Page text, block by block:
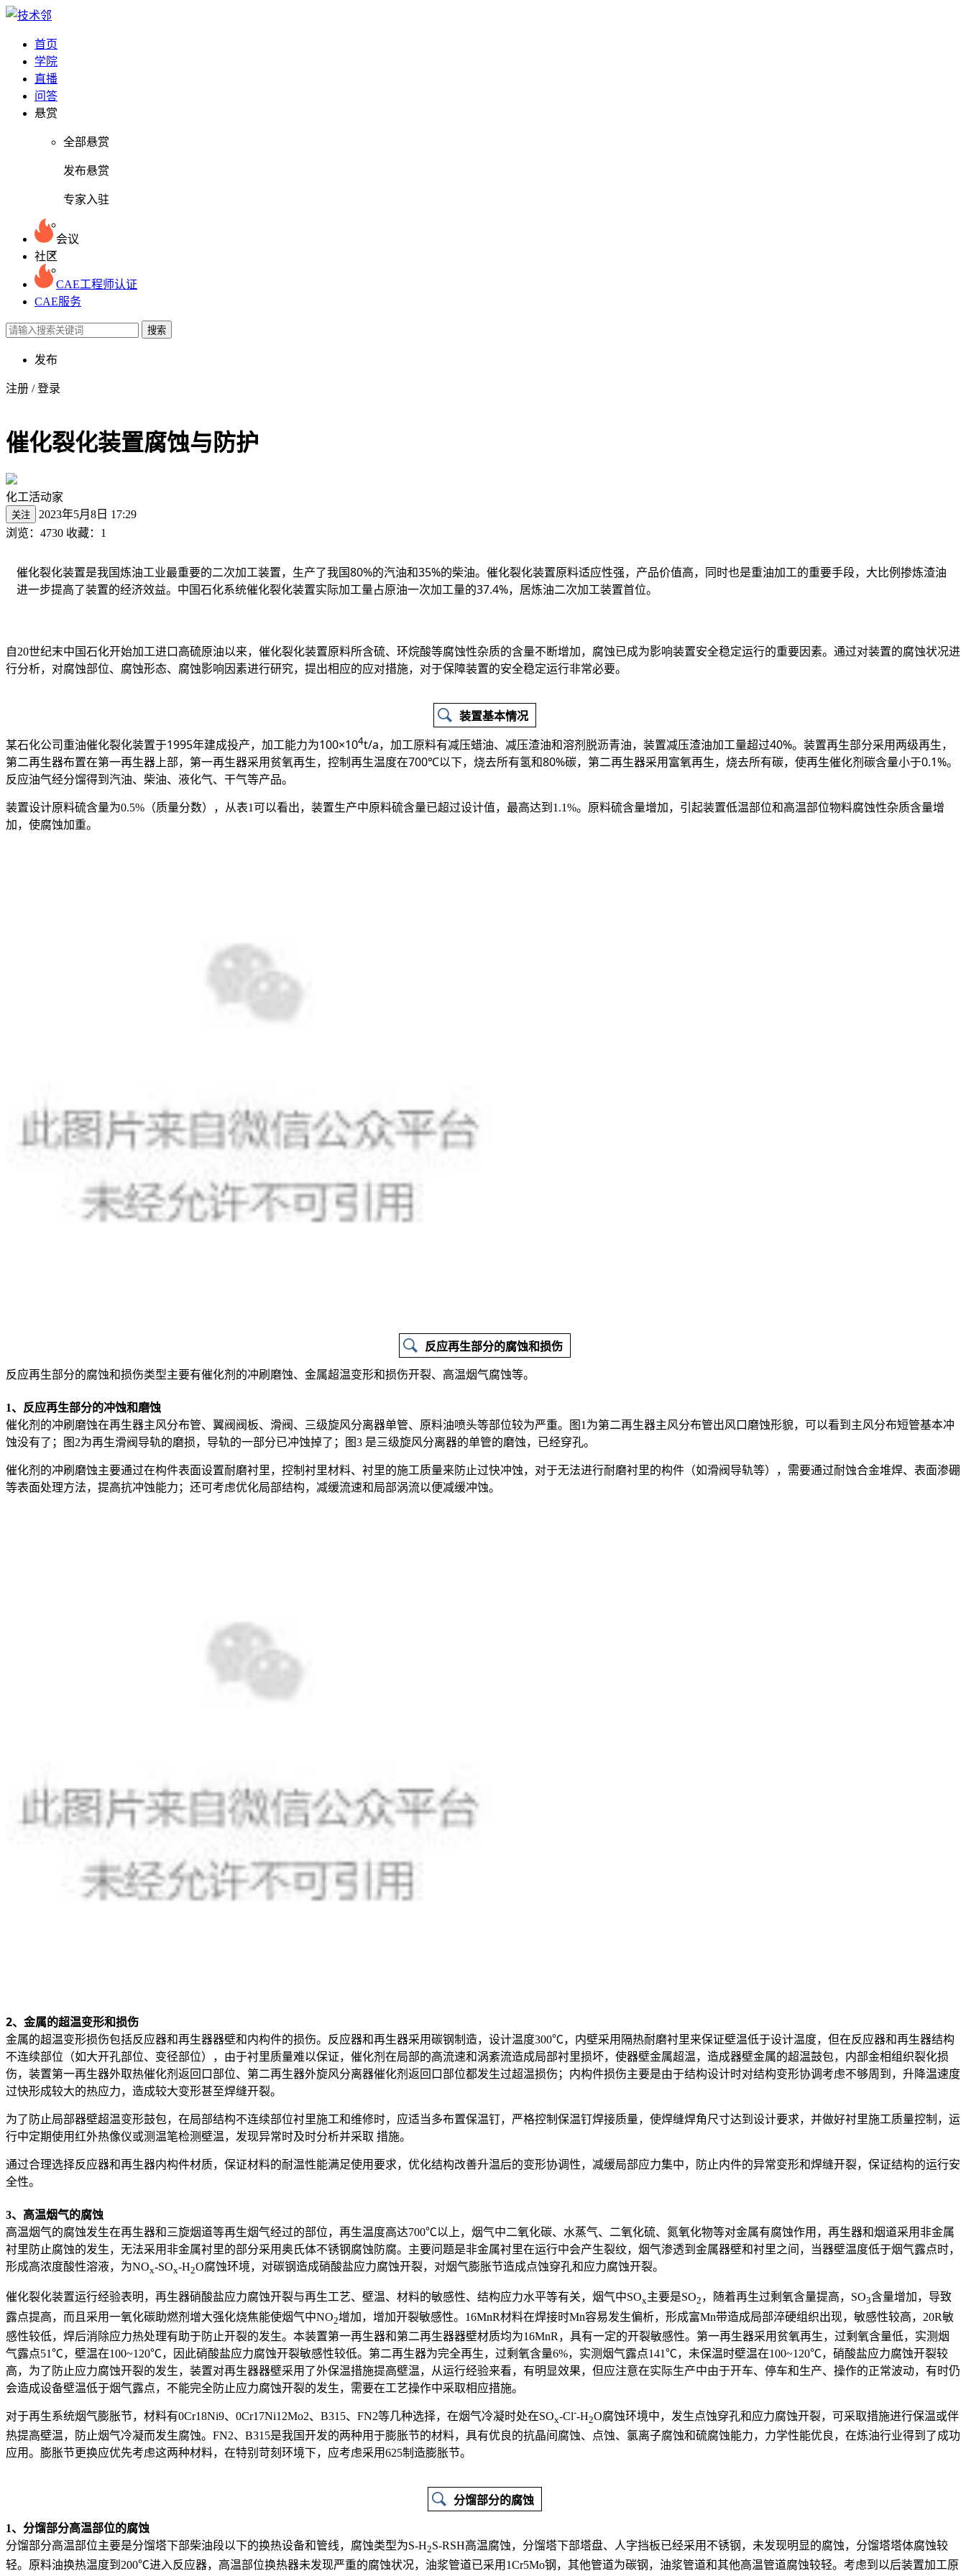
首页
学院
直播
问答
悬赏
全部悬赏
发布悬赏
专家入驻
会议
社区
CAE工程师认证
CAE服务
搜索
发布
注册 /登录
催化裂化装置腐蚀与防护
化工活动家
关注
2023年5月8日 17:29
浏览：4730 收藏：1
催化裂化装置是我国炼油工业最重要的二次加工装置，生产了我国80%的汽油和35%的柴油。催化裂化装置原料适应性强，产品价值高，同时也是重油加工的重要手段，大比例掺炼渣油
进一步提高了装置的经济效益。中国石化系统催化裂化装置实际加工量占原油一次加工量的37.4%，居炼油二次加工装置首位。
自20世纪末中国石化开始加工进口高硫原油以来，催化裂化装置原料所含硫、环烷酸等腐蚀性杂质的含量不断增加，腐蚀已成为影响装置安全稳定运行的重要因素。通过对装置的腐蚀状况进
行分析，对腐蚀部位、腐蚀形态、腐蚀影响因素进行研究，提出相应的应对措施，对于保障装置的安全稳定运行非常必要。
装置基本情况
某石化公司重油催化裂化装置于1995年建成投产，加工能力为100×104t/a，加工原料有减压蜡油、减压渣油和溶剂脱沥青油，装置减压渣油加工量超过40%。装置再生部分采用两级再生，
第二再生器布置在第一再生器上部，第一再生器采用贫氧再生，控制再生温度在700℃以下，烧去所有氢和80%碳，第二再生器采用富氧再生，烧去所有碳，使再生催化剂碳含量小于0.1%。
反应油气经分馏得到汽油、柴油、液化气、干气等产品。
装置设计原料硫含量为0.5%（质量分数），从表1可以看出，装置生产中原料硫含量已超过设计值，最高达到1.1%。原料硫含量增加，引起装置低温部位和高温部位物料腐蚀性杂质含量增
加，使腐蚀加重。
反应再生部分的腐蚀和损伤
反应再生部分的腐蚀和损伤类型主要有催化剂的冲刷磨蚀、金属超温变形和损伤开裂、高温烟气腐蚀等。
1、反应再生部分的冲蚀和磨蚀
催化剂的冲刷磨蚀在再生器主风分布管、翼阀阀板、滑阀、三级旋风分离器单管、原料油喷头等部位较为严重。图1为第二再生器主风分布管出风口磨蚀形貌，可以看到主风分布短管基本冲
蚀没有了；图2为再生滑阀导轨的磨损，导轨的一部分已冲蚀掉了；图3 是三级旋风分离器的单管的磨蚀，已经穿孔。
催化剂的冲刷磨蚀主要通过在构件表面设置耐磨衬里，控制衬里材料、衬里的施工质量来防止过快冲蚀，对于无法进行耐磨衬里的构件（如滑阀导轨等），需要通过耐蚀合金堆焊、表面渗硼
等表面处理方法，提高抗冲蚀能力；还可考虑优化局部结构，减缓流速和局部涡流以便减缓冲蚀。
2、金属的超温变形和损伤
金属的超温变形损伤包括反应器和再生器器壁和内构件的损伤。反应器和再生器采用碳钢制造，设计温度300℃，内壁采用隔热耐磨衬里来保证壁温低于设计温度，但在反应器和再生器结构
不连续部位（如大开孔部位、变径部位），由于衬里质量难以保证，催化剂在局部的高流速和涡紊流造成局部衬里损坏，使器壁金属超温，造成器壁金属的超温鼓包，内部金相组织裂化损
伤，装置第一再生器外取热催化剂返回口部位、第二再生器外旋风分离器催化剂返回口部位都发生过超温损伤；内构件损伤主要是由于结构设计时对结构变形协调考虑不够周到，升降温速度
过快形成较大的热应力，造成较大变形甚至焊缝开裂。
为了防止局部器壁超温变形鼓包，在局部结构不连续部位衬里施工和维修时，应适当多布置保温钉，严格控制保温钉焊接质量，使焊缝焊角尺寸达到设计要求，并做好衬里施工质量控制，运
行中定期使用红外热像仪或测温笔检测壁温，发现异常时及时分析并采取 措施。
通过合理选择反应器和再生器内构件材质，保证材料的耐温性能满足使用要求，优化结构改善升温后的变形协调性，减缓局部应力集中，防止内件的异常变形和焊缝开裂，保证结构的运行安
全性。
3、高温烟气的腐蚀
高温烟气的腐蚀发生在再生器和三旋烟道等再生烟气经过的部位，再生温度高达700℃以上，烟气中二氧化碳、水蒸气、二氧化硫、氮氧化物等对金属有腐蚀作用，再生器和烟道采用非金属
衬里防止腐蚀的发生，无法采用非金属衬里的部分采用奥氏体不锈钢腐蚀防腐。主要问题是非金属衬里在运行中会产生裂纹，烟气渗透到金属器壁和衬里之间，当器壁温度低于烟气露点时，
形成高浓度酸性溶液，为NOx-SOx-H2O腐蚀环境，对碳钢造成硝酸盐应力腐蚀开裂，对烟气膨胀节造成点蚀穿孔和应力腐蚀开裂。
催化裂化装置运行经验表明，再生器硝酸盐应力腐蚀开裂与再生工艺、壁温、材料的敏感性、结构应力水平等有关，烟气中SOx主要是SO2 ，随着再生过剩氧含量提高，SO3含量增加，导致
露点提高，而且采用一氧化碳助燃剂增大强化烧焦能使烟气中NO2增加，增加开裂敏感性。16MnR材料在焊接时Mn容易发生偏析，形成富Mn带造成局部淬硬组织出现，敏感性较高，20R敏
感性较低，焊后消除应力热处理有助于防止开裂的发生。本装置第一再生器和第二再生器器壁材质均为16MnR，具有一定的开裂敏感性。第一再生器采用贫氧再生，过剩氧含量低，实测烟
气露点51℃，壁温在100~120℃，因此硝酸盐应力腐蚀开裂敏感性较低。第二再生器为完全再生，过剩氧含量6%，实测烟气露点141℃，未保温时壁温在100~120℃，硝酸盐应力腐蚀开裂较
高，为了防止应力腐蚀开裂的发生，装置对再生器器壁采用了外保温措施提高壁温，从运行经验来看，有明显效果，但应注意在实际生产中由于开车、停车和生产、操作的正常波动，有时仍
会造成设备壁温低于烟气露点，不能完全防止应力腐蚀开裂的发生，需要在工艺操作中采取相应措施。
对于再生系统烟气膨胀节，材料有0Cr18Ni9、0Cr17Ni12Mo2、B315、FN2等几种选择，在烟气冷凝时处在SOx-Cl--H2O腐蚀环境中，发生点蚀穿孔和应力腐蚀开裂，可采取措施进行保温或伴
热提高壁温，防止烟气冷凝而发生腐蚀。FN2、B315是我国开发的两种用于膨胀节的材料，具有优良的抗晶间腐蚀、点蚀、氯离子腐蚀和硫腐蚀能力，力学性能优良，在炼油行业得到了成功
应用。膨胀节更换应优先考虑这两种材料，在特别苛刻环境下，应考虑采用625制造膨胀节。
分馏部分的腐蚀
1、分馏部分高温部位的腐蚀
分馏部分高温部位主要是分馏塔下部柴油段以下的换热设备和管线，腐蚀类型为S-H2S-RSH高温腐蚀，分馏塔下部塔盘、人字挡板已经采用不锈钢，未发现明显的腐蚀，分馏塔塔体腐蚀较
轻。原料油换热温度到200℃进入反应器，高温部位换热器未发现严重的腐蚀状况，油浆管道已采用1Cr5Mo钢，其他管道为碳钢，油浆管道和其他高温管道腐蚀较轻。考虑到以后装置加工原